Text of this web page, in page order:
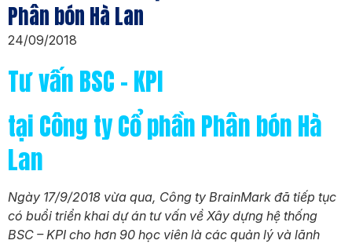
Phân bón Hà Lan
24/09/2018
Tư vấn BSC – KPI
tại Công ty Cổ phần Phân bón Hà
Lan
Ngày 17/9/2018 vừa qua, Công ty BrainMark đã tiếp tục
có buổi triển khai dự án tư vấn về Xây dựng hệ thống
BSC – KPI cho hơn 90 học viên là các quản lý và lãnh